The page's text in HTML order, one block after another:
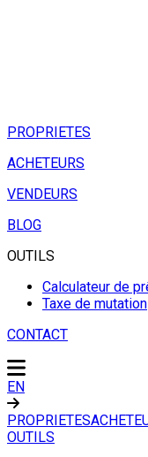
PROPRIETES
ACHETEURS
VENDEURS
BLOG
OUTILS
Calculateur de
Taxe de mutation
CONTACT
EN
PROPRIETES
OUTILS